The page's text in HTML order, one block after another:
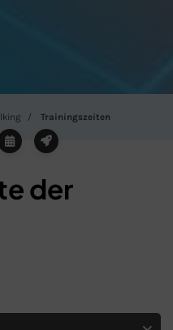
Trainingszeiten
der